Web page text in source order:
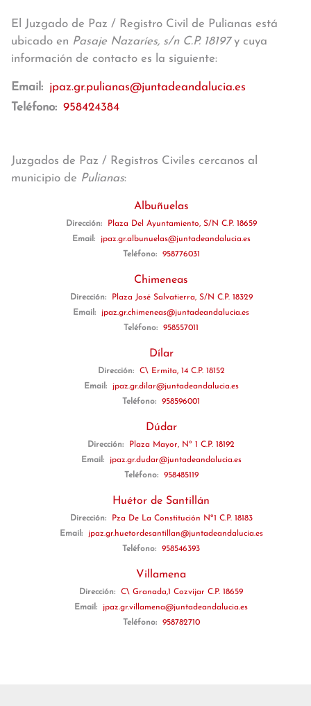
El Juzgado de Paz / Registro Civil de Pulianas está
ubicado en Pasaje Nazaríes, s/n C.P. 18197y cuya
información de contacto es la siguiente:
Email: jpaz.gr.pulianas@juntadeandalucia.es
Teléfono: 958424384
Juzgados de Paz / Registros Civiles cercanos al
municipio de Pulianas:
Albuñuelas
Dirección:
Plaza Del Ayuntamiento, S/N C.P. 18659
Email:
jpaz.gr.albunuelas@juntadeandalucia.es
Teléfono:
958776031
Chimeneas
Dirección:
Plaza José Salvatierra, S/N C.P. 18329
Email:
jpaz.gr.chimeneas@juntadeandalucia.es
Teléfono:
958557011
Dílar
Dirección:
C\ Ermita, 14 C.P. 18152
Email:
jpaz.gr.dilar@juntadeandalucia.es
Teléfono:
958596001
Dúdar
Dirección:
Plaza Mayor, Nº 1 C.P. 18192
Email:
jpaz.gr.dudar@juntadeandalucia.es
Teléfono:
958485119
Huétor de Santillán
Dirección:
Pza De La Constitución Nº1 C.P. 18183
Email:
jpaz.gr.huetordesantillan@juntadeandalucia.es
Teléfono:
958546393
Villamena
Dirección:
C\ Granada,1 Cozvíjar C.P. 18659
Email:
jpaz.gr.villamena@juntadeandalucia.es
Teléfono:
958782710